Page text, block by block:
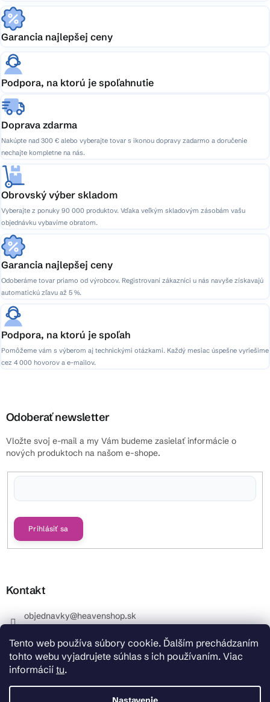
Tento web používa súbory cookie. Ďalším prechádzaním
tohto webu vyjadrujete súhlas s ich používaním. Viac
informácií tu.
Garancia najlepšej ceny
Podpora, na ktorú je spoľahnutie
Doprava zdarma
Nakúpte nad 300 € alebo vyberajte tovar s ikonou dopravy zadarmo a doručenie
nechajte kompletne na nás.
Obrovský výber skladom
Vyberajte z ponuky 90 000 produktov. Vďaka veľkým skladovým zásobám vašu
objednávku vybavíme obratom.
Garancia najlepšej ceny
Odoberáme tovar priamo od výrobcov. Registrovaní zákazníci u nás navyše získavajú
automatickú zľavu až 5 %.
Podpora, na ktorú je spoľah
Pomôžeme vám s výberom aj technickými otázkami. Každý mesiac úspešne vyriešime
cez 4 000 hovorov a e-mailov.
Odoberať newsletter
Vložte svoj e-mail a my Vám budeme zasielať informácie o
nových produktoch na našom e-shope.
Prihlásiť sa
Kontakt
objednavky@heavenshop.sk
_Info objednávky : +421 914 399 399 Pracovné dni od
8.00 hod. do 12.00 . REKLAMÁCIE : +421 914 399 399
HeavenShop.sk
HeavenShop.sk